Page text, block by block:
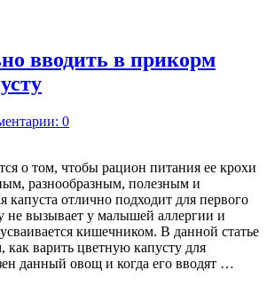
вводить в прикорм
0
о том, чтобы рацион питания ее крохи
разнообразным, полезным и
капуста отлично подходит для первого
не вызывает у малышей аллергии и
кишечником. В данной статье
варить цветную капусту для
данный овощ и когда его вводят …